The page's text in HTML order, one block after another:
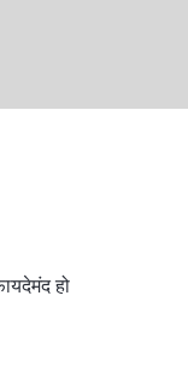
हो